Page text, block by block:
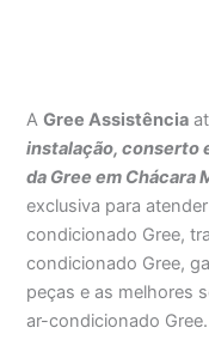
AGree Assistência
instalação, conserto
da Gree em Chácara
exclusiva para
condicionado Gree,
condicionado Gree,
peças e as melhores
ar-condicionado Gree.